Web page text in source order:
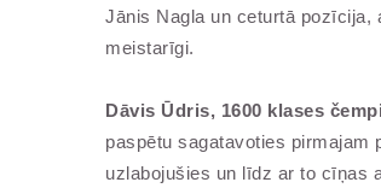
Jānis Nagla un ceturtā pozīcija,
meistarīgi.
Dāvis Ūdris, 1600 klases
paspētu sagatavoties
uzlabojušies un līdz ar to cīņas